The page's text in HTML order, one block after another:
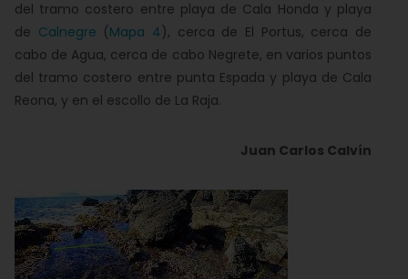
del tramo costero entre playa de Cala Honda y playa
de Calnegre (Mapa 4), cerca de El Portus, cerca de
cabo de Agua, cerca de cabo Negrete, en varios puntos
del tramo costero entre punta Espada y playa de Cala
Reona, y en el escollo de La Raja.
Juan Carlos Calvín